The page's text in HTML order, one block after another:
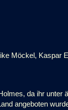
Möckel, Kaspar
da ihr unter
angeboten